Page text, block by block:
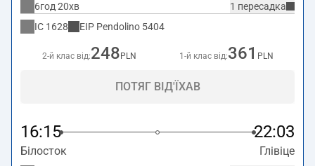
1 пересадка
6год 20хв
IC 1628 EIP Pendolino 5404
2-й клас від:248 PLN 1-й клас від:361 PLN
ПОТЯГ ВІД'ЇХАВ
16:15 22:03
Білосток Глівіце